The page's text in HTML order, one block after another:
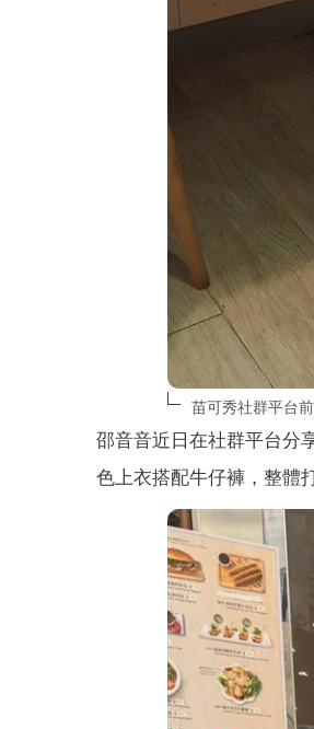
苗可秀社群平台
邵音音近日在社群平台分
色上衣搭配牛仔褲，整體